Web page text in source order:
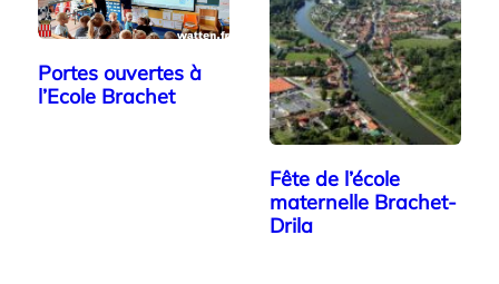
Portes ouvertes à
l’Ecole Brachet
Fête de l’école
maternelle Brachet-
Drila